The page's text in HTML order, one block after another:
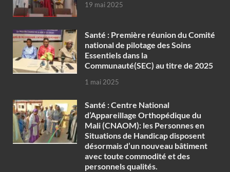
19 mai 2025
Santé : Première réunion du Comité
national de pilotage des Soins
Essentiels dans la
Communauté(SEC) au titre de 2025
1 mai 2025
Santé : Centre National
d’Appareillage Orthopédique du
Mali (CNAOM): les Personnes en
Situations de Handicap disposent
désormais d’un nouveau bâtiment
avec toute commodité et des
personnels qualités.